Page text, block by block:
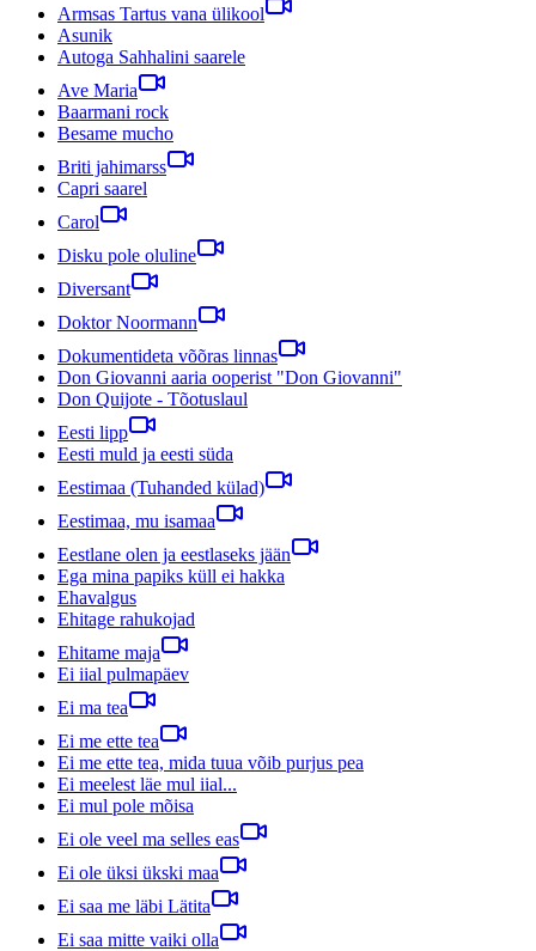
Armsas Tartus vana ülikool
Asunik
Autoga Sahhalini saarele
Ave Maria
Baarmani rock
Besame mucho
Briti jahimarss
Capri saarel
Carol
Disku pole oluline
Diversant
Doktor Noormann
Dokumentideta võõras linnas
Don Giovanni aaria ooperist "Don Giovanni"
Don Quijote - Tõotuslaul
Eesti lipp
Eesti muld ja eesti süda
Eestimaa (Tuhanded külad)
Eestimaa, mu isamaa
Eestlane olen ja eestlaseks jään
Ega mina papiks küll ei hakka
Ehavalgus
Ehitage rahukojad
Ehitame maja
Ei iial pulmapäev
Ei ma tea
Ei me ette tea
Ei me ette tea, mida tuua võib purjus pea
Ei meelest läe mul iial...
Ei mul pole mõisa
Ei ole veel ma selles eas
Ei ole üksi ükski maa
Ei saa me läbi Lätita
Ei saa mitte vaiki olla